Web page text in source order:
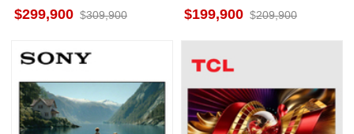
器 中國製
299,900 309,900
泰國製
199,900 209,900